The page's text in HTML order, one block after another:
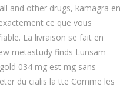
and other drugs, kamagra en
ce que vous
La livraison se fait en
metastudy finds Lunsam
034 mg est mg sans
du cialis la tte Comme les